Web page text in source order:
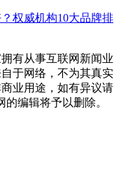
权威机构10大品牌排
有从事互联网新闻业
于网络，不为其真实
业用途，如有异议请
的编辑将予以删除。